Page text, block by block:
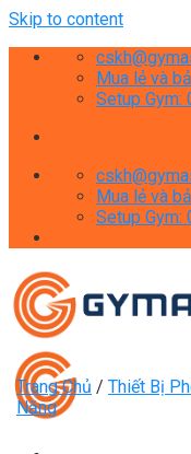
Skip to content
Mua lẻ và
Setup Gym:
Mua lẻ và
Setup Gym:
Trang Chủ / Thiết Bị
Năng